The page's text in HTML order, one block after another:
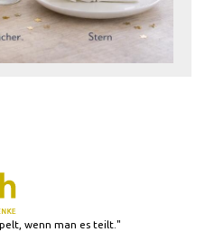
wenn man es teilt."